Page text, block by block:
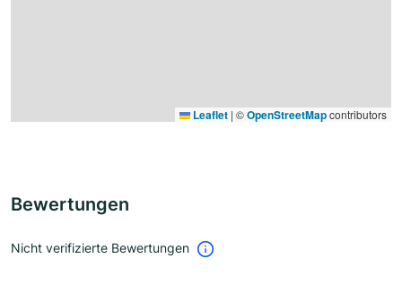
Leaflet | ©OpenStreetMapcontributors
Bewertungen
Nicht verifizierte Bewertungen